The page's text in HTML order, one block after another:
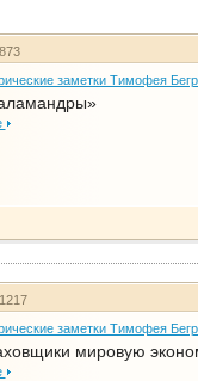
заметки Тимофея
заметки Тимофея
мировую